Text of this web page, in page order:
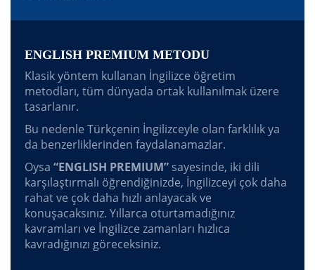
ENGLISH PREMIUM METODU
Klasik yöntem kullanan İngilizce öğretim
metodları, tüm dünyada ortak kullanılmak üzere
tasarlanır.
Bu nedenle Türkçenin İngilizceyle olan farklılık ya
da benzerliklerinden faydalanamazlar.
Oysa “ENGLISH PREMIUM” sayesinde, iki dili
karşılaştırmalı öğrendiğinizde, İngilizceyi çok daha
rahat ve çok daha hızlı anlayacak ve
konuşacaksınız. Yıllarca oturtamadığınız
kavramları ve İngilizce zamanları hızlıca
kavradığınızı göreceksiniz.